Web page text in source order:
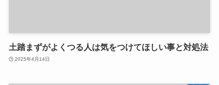
土踏まずがよくつる人は気をつけてほしい事と対処法
2025年4月14日